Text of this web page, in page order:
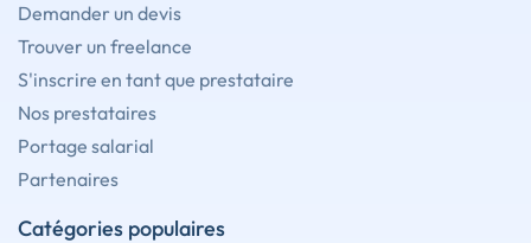
Demander un devis
Trouver un freelance
S'inscrire en tant que prestataire
Nos prestataires
Portage salarial
Partenaires
Catégories populaires